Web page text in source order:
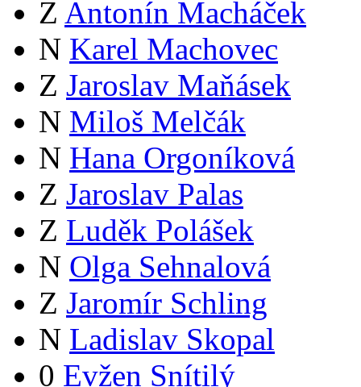
Z Antonín Macháček
N Karel Machovec
Z Jaroslav Maňásek
N Miloš Melčák
N Hana Orgoníková
Z Jaroslav Palas
Z Luděk Polášek
N Olga Sehnalová
Z Jaromír Schling
N Ladislav Skopal
0 Evžen Snítilý